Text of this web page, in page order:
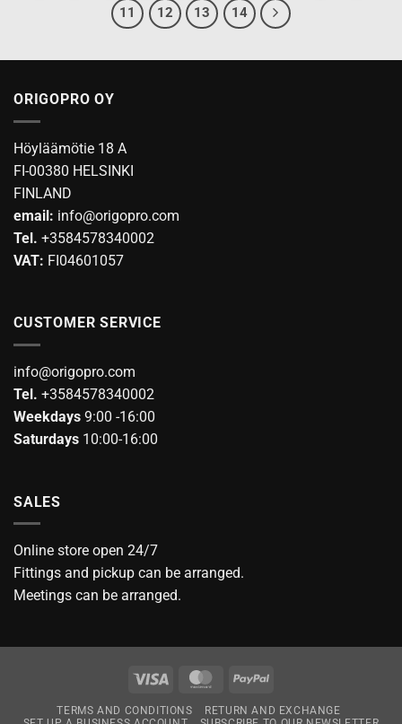
11
12 13 14
ORIGOPRO OY
Höyläämötie 18 A
FI-00380 HELSINKI
FINLAND
email: info@origopro.com
Tel. +3584578340002
VAT: FI04601057
CUSTOMER SERVICE
info@origopro.com
Tel. +3584578340002
Weekdays 9:00 -16:00
Saturdays 10:00-16:00
SALES
Online store open 24/7
Fittings and pickup can be arranged.
Meetings can be arranged.
Visa MasterCardPayPal
TERMS AND CONDITIONS
RETURN AND EXCHANGE